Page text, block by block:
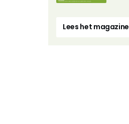
Lees het magazine